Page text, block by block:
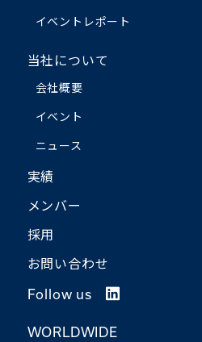
イベントレポート
当社について
会社概要
イベント
ニュース
実績
メンバー
採用
お問い合わせ
Follow us
WORLDWIDE